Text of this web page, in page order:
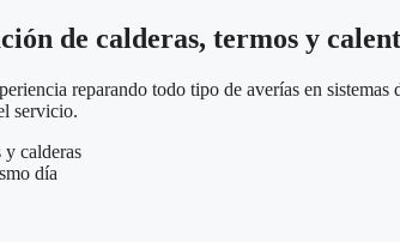
de calderas, termos y
reparando todo tipo de averías en
servicio.
y calderas
día